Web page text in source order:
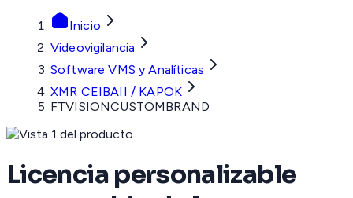
Inicio
Videovigilancia
Software VMS y Analíticas
XMR CEIBAII / KAPOK
FTVISIONCUSTOMBRAND
Licencia personalizable